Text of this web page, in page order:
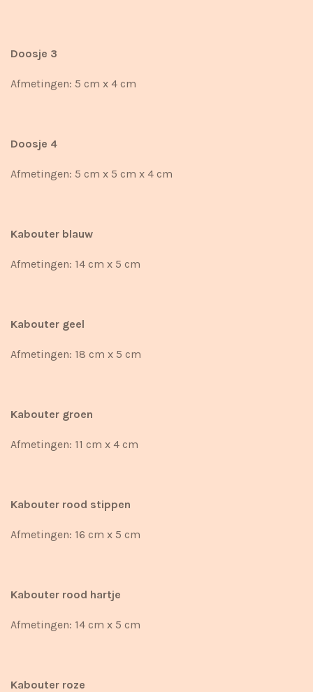
Doosje 3
Afmetingen: 5 cm x 4 cm
Doosje 4
Afmetingen: 5 cm x 5 cm x 4 cm
Kabouter blauw
Afmetingen: 14 cm x 5 cm
Kabouter geel
Afmetingen: 18 cm x 5 cm
Kabouter groen
Afmetingen: 11 cm x 4 cm
Kabouter rood stippen
Afmetingen: 16 cm x 5 cm
Kabouter rood hartje
Afmetingen: 14 cm x 5 cm
Kabouter roze